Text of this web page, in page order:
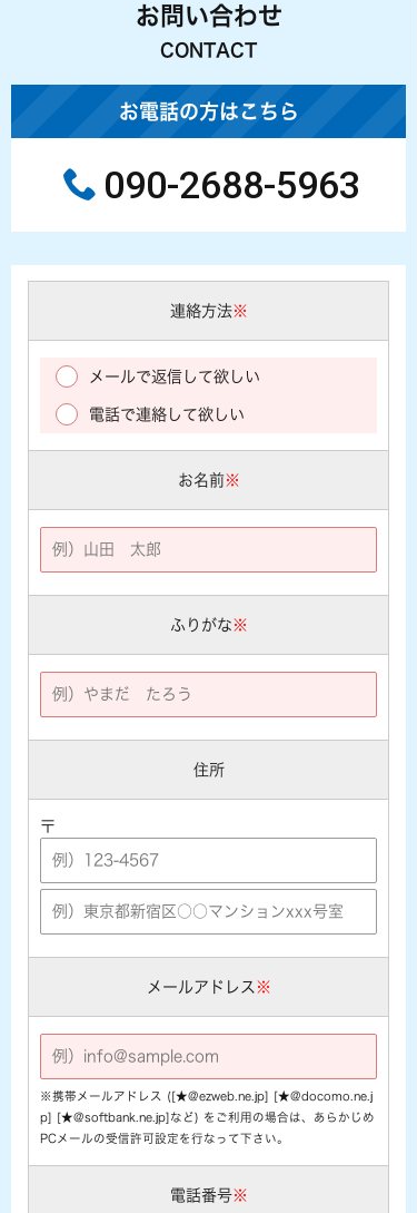
お問い合わせ
CONTACT
お電話の方はこちら
090-2688-5963
連絡方法※
メールで返信して欲しい
電話で連絡して欲しい
お名前※
ふりがな ※
住所
〒
メールアドレス ※
※携帯メールアドレス ([★@ezweb.ne.jp] [★@docomo.ne.j
p] [★@softbank.ne.jp]など) をご利用の場合は、あらかじめ
PCメールの受信許可設定を行なって下さい。
電話番号※